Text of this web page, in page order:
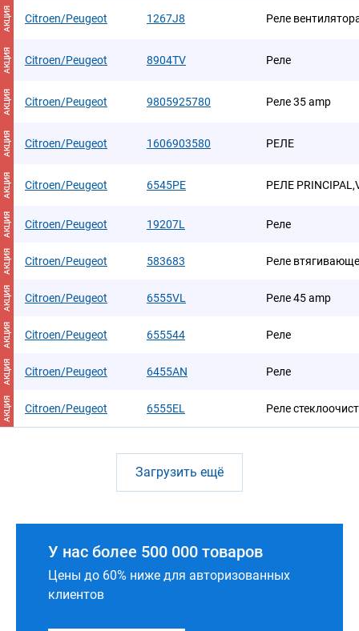
АКЦИЯ Citroen/Peugeot 1267J8 Реле
АКЦИЯ Citroen/Peugeot 8904TV Реле
АКЦИЯ Citroen/Peugeot 9805925780 Реле 35 amp
АКЦИЯ Citroen/Peugeot 1606903580 РЕЛЕ
АКЦИЯ Citroen/Peugeot 6545PE РЕЛЕ
АКЦИЯ Citroen/Peugeot 19207L Реле
АКЦИЯ Citroen/Peugeot 583683 Реле
АКЦИЯ Citroen/Peugeot 6555VL Реле 45 amp
АКЦИЯ Citroen/Peugeot 655544 Реле
АКЦИЯ Citroen/Peugeot 6455AN Реле
АКЦИЯ Citroen/Peugeot 6555EL Реле
Загрузить ещё
У нас более 500 000 товаров
Цены до 60% ниже для авторизованных
клиентов